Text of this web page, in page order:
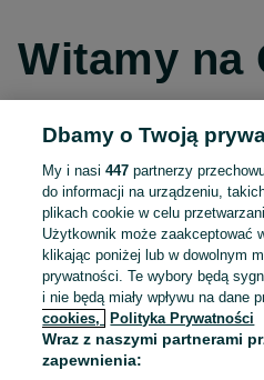
Witamy na
Kontynuuj
Kontynuuj
Kontynuuj
LUB
Dbamy o Twoją
My i nasi447 partnerzy
do informacji na urządzeniu,
plikach cookie w celu
Użytkownik może zaakceptować
klikając poniżej lub w dowolnym
prywatności. Te wybory będą
i nie będą miały wpływu na dane
cookies,
Polityka Prywatności
Wraz z naszymi partnerami
zapewnienia: